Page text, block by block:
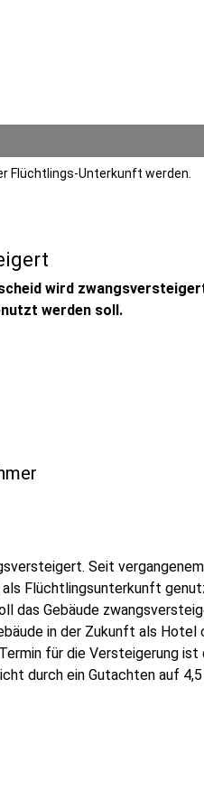
Flüchtlings-Unterkunft werden.
wird
werden soll.
Seit
Flüchtlingsunterkunft
das Gebäude
in der Zukunft als Hotel
für die Versteigerung ist
durch ein Gutachten auf